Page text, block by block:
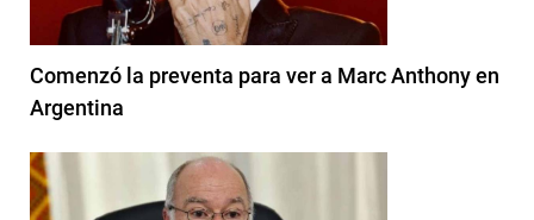
Comenzó la preventa para ver a Marc Anthony en
Argentina